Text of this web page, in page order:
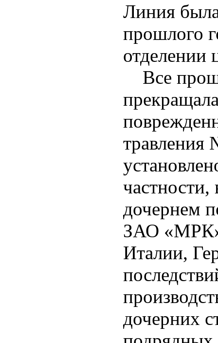
Линия
прошлого
отделении
Все
травления
частности,
дочернем
ЗАО
Италии,
дочерних